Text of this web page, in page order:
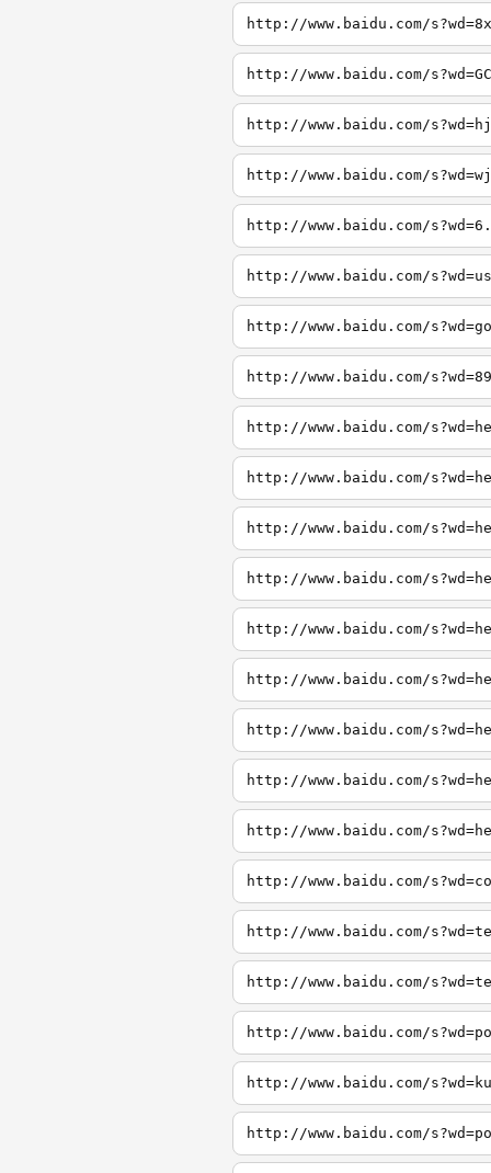
http://www.baidu.com/
http://www.baidu.com/
http://www.baidu.com/
http://www.baidu.com/
http://www.baidu.com/
http://www.baidu.com/
http://www.baidu.com/
http://www.baidu.com/
http://www.baidu.com/
http://www.baidu.com/
http://www.baidu.com/
http://www.baidu.com/
http://www.baidu.com/
http://www.baidu.com/
http://www.baidu.com/
http://www.baidu.com/
http://www.baidu.com/
http://www.baidu.com/
http://www.baidu.com/
http://www.baidu.com/
http://www.baidu.com/
http://www.baidu.com/
http://www.baidu.com/